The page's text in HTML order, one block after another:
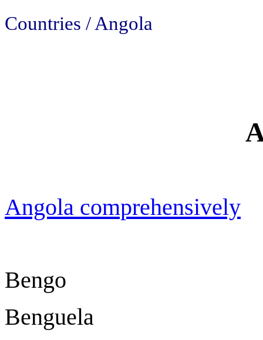
Countries / Angola
Angola comprehensively
Bengo
Benguela